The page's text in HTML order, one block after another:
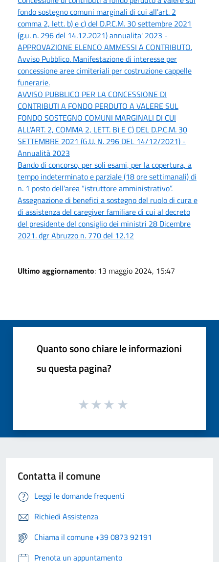
fondo sostegno comuni marginali di cui all'art. 2
comma 2, lett. b) e c) del D.P.C.M. 30 settembre 2021
(g.u. n. 296 del 14.12.2021) annualita' 2023 -
APPROVAZIONE ELENCO AMMESSI A CONTRIBUTO.
Avviso Pubblico. Manifestazione di interesse per
concessione aree cimiteriali per costruzione cappelle
funerarie.
AVVISO PUBBLICO PER LA CONCESSIONE DI
CONTRIBUTI A FONDO PERDUTO A VALERE SUL
FONDO SOSTEGNO COMUNI MARGINALI DI CUI
ALL’ART. 2, COMMA 2, LETT. B) E C) DEL D.P.C.M. 30
SETTEMBRE 2021 (G.U. N. 296 DEL 14/12/2021) -
Annualità 2023
Bando di concorso, per soli esami, per la copertura, a
tempo indeterminato e parziale (18 ore settimanali) di
n. 1 posto dell’area “istruttore amministrativo”.
Assegnazione di benefici a sostegno del ruolo di cura e
di assistenza del caregiver familiare di cui al decreto
del presidente del consiglio dei ministri 28 Dicembre
2021. dgr Abruzzo n. 770 del 12.12
Ultimo aggiornamento: 13 maggio 2024, 15:47
Quanto sono chiare le informazioni
su questa pagina?
Contatta il comune
Leggi le domande frequenti
Richiedi Assistenza
Chiama il comune +39 0873 92191
Prenota un appuntamento